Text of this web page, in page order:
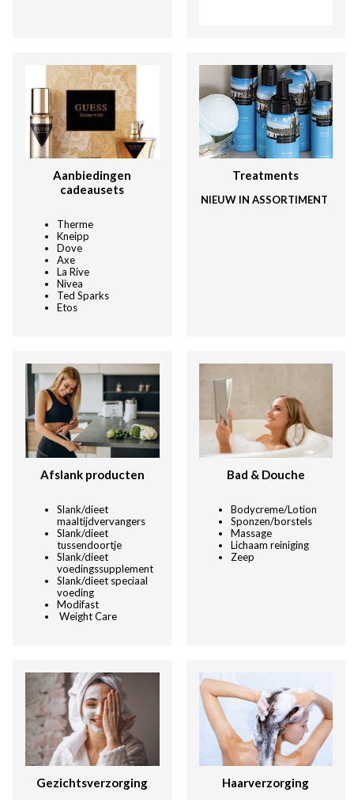
Aanbiedingen
cadeausets
Therme
Kneipp
Dove
Axe
La Rive
Nivea
Ted Sparks
Etos
Treatments
NIEUW IN ASSORTIMENT
Afslank producten
Slank/dieet
maaltijdvervangers
Slank/dieet
tussendoortje
Slank/dieet
voedingssupplement
Slank/dieet speciaal
voeding
Modifast
Weight Care
Bad & Douche
Bodycreme/Lotion
Sponzen/borstels
Massage
Lichaam reiniging
Zeep
Gezichtsverzorging Haarverzorging